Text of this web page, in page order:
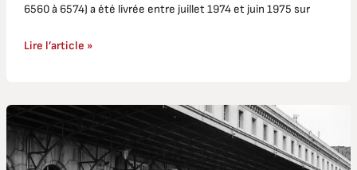
6560 à 6574) a été livrée entre juillet 1974 et juin 1975 sur
Lire l’article »
CC
6570